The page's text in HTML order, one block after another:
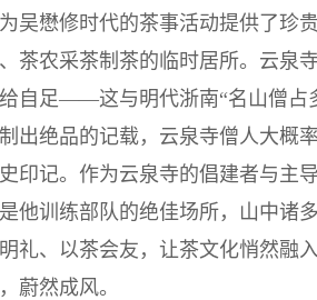
吴懋修时代的茶事活动提供了珍
茶农采茶制茶的临时居所。云泉
自足——这与明代浙南“名山僧占
出绝品的记载，云泉寺僧人大概
印记。作为云泉寺的倡建者与主
他训练部队的绝佳场所，山中诸
礼、以茶会友，让茶文化悄然融
蔚然成风。